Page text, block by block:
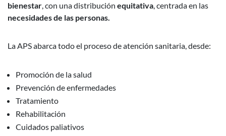
bienestar, con una distribución equitativa, centrada en las
necesidades de las personas.
La APS abarca todo el proceso de atención sanitaria, desde:
Promoción de la salud
Prevención de enfermedades
Tratamiento
Rehabilitación
Cuidados paliativos